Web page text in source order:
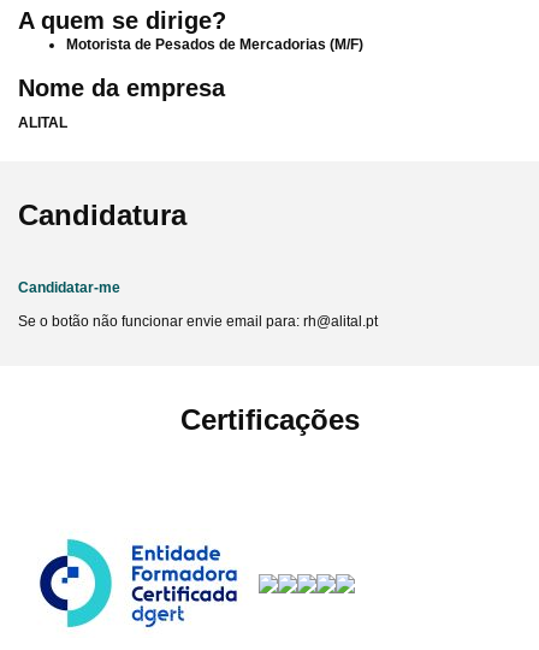
A quem se dirige?
Motorista de Pesados de Mercadorias (M/F)
Nome da empresa
ALITAL
Candidatura
Candidatar-me
Se o botão não funcionar envie email para: rh@alital.pt
Certificações